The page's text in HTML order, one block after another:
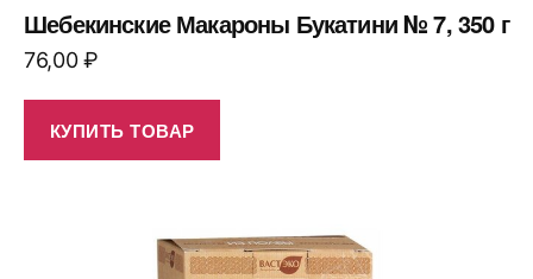
Шебекинские Макароны Букатини № 7, 350 г
76,00₽
КУПИТЬ ТОВАР